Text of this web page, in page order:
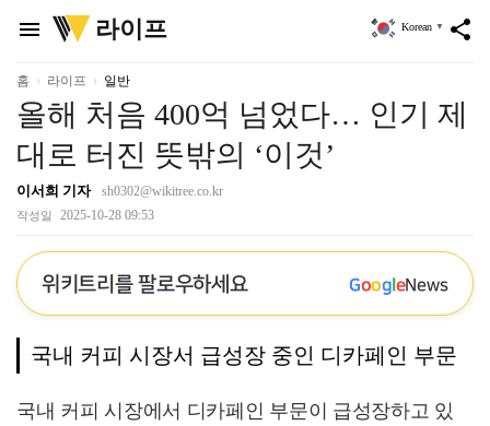
menu
위
키
리
라이프 share
Korean ▼
홈 라이프 일반
올해 처음 400억 넘었다… 인기 제
대로 터진 뜻밖의 ‘이것’
이서희 기자 sh0302@wikitree.co.kr
작성일 2025-10-28 09:53
위키트리를 팔로우하세요 GoogleNews
국내 커피 시장서 급성장 중인 디카페인 부문
국내 커피 시장에서 디카페인 부문이 급성장하고 있